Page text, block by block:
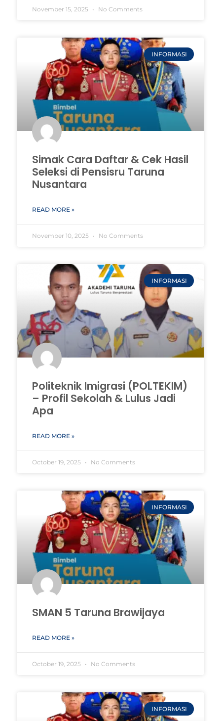
November 15, 2025 No Comments
INFORMASI
Simak Cara Daftar & Cek Hasil
Seleksi di Pensisru Taruna
Nusantara
READ MORE »
November 10, 2025 No Comments
INFORMASI
Politeknik Imigrasi (POLTEKIM)
– Profil Sekolah & Lulus Jadi
Apa
READ MORE »
October 19, 2025 No Comments
INFORMASI
SMAN 5 Taruna Brawijaya
READ MORE »
October 19, 2025 No Comments
INFORMASI